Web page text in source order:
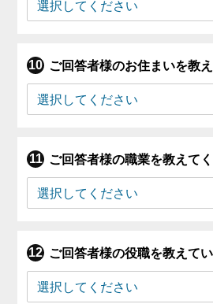
ご回答者様のお住まいを教え
ご回答者様の職業を教えてく
ご回答者様の役職を教えて